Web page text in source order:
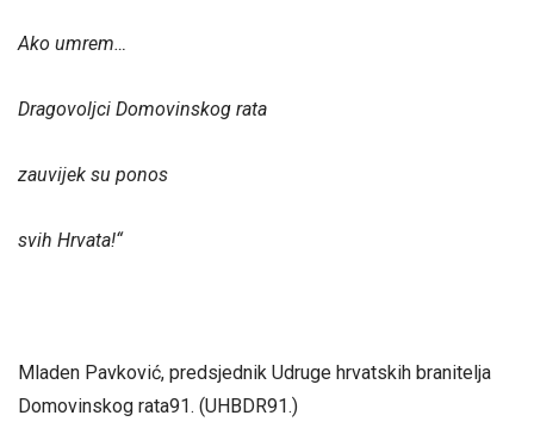
Ako umrem…
Dragovoljci Domovinskog rata
zauvijek su ponos
svih Hrvata!“
Mladen Pavković, predsjednik Udruge hrvatskih branitelja
Domovinskog rata91. (UHBDR91.)